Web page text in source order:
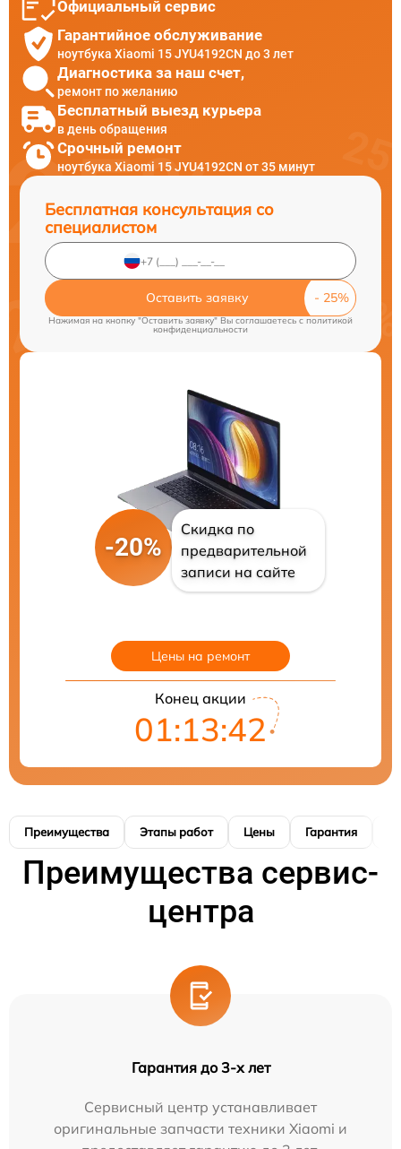
Официальный сервис
Гарантийное обслуживание
ноутбука Xiaomi 15 JYU4192CN до 3 лет
Диагностика за наш счет,
ремонт по желанию
Бесплатный выезд курьера
в день обращения
Срочный ремонт
ноутбука Xiaomi 15 JYU4192CN от 35 минут
Бесплатная консультация со
специалистом
Оставить заявку
Нажимая на кнопку "Оставить заявку" Вы соглашаетесь cполитикой
конфиденциальности
-20%
Скидка по
предварительной
записи на сайте
Цены на ремонт
Конец акции
01:13:41
Преимущества Этапы работ Цены Гарантия
Преимущества сервис-
центра
Гарантия до 3-х лет
Сервисный центр устанавливает
оригинальные запчасти техники Xiaomi и